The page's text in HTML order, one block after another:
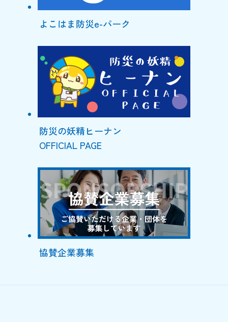
よこはま防災e-パーク
防災の妖精ヒーナン
OFFICIAL PAGE
協賛企業募集